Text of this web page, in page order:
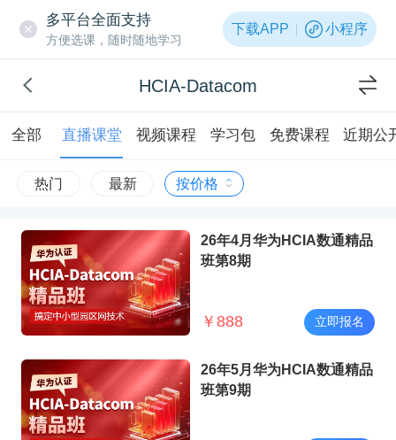
多平台全面支持
方便选课，随时随地学习
下载APP 小程序
HCIA-Datacom
全部 直播课堂 视频课程 学习包 免费课程 近期公
热门 最新 按价格
26年4月华为HCIA数通精品
班第8期
￥ 888 立即报名
26年5月华为HCIA数通精品
班第9期